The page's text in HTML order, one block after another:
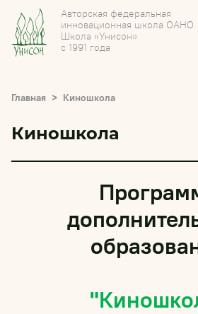
Авторская федеральная
инновационная школа ОАНО
Школа «Унисон»
с 1991 года
Главная Киношкола
Киношкола